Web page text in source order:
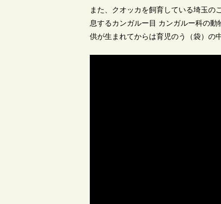
また、クオッカを飼育している埼玉の
息するカンガルー目 カンガルー科の
供が生まれてからは育児のう（袋）の